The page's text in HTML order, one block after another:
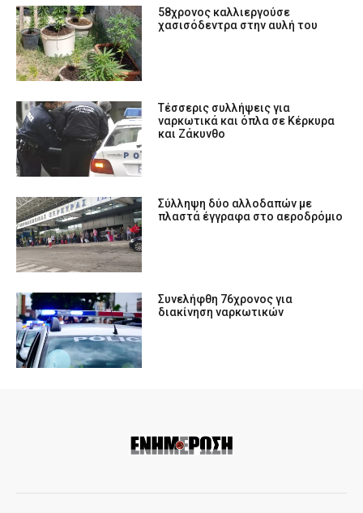
58χρονος καλλιεργούσε
χασισόδεντρα στην αυλή του
Tέσσερις συλλήψεις για
ναρκωτικά και όπλα σε Κέρκυρα
και Ζάκυνθο
Σύλληψη δύο αλλοδαπών με
πλαστά έγγραφα στο αεροδρόμιο
Συνελήφθη 76χρονος για
διακίνηση ναρκωτικών